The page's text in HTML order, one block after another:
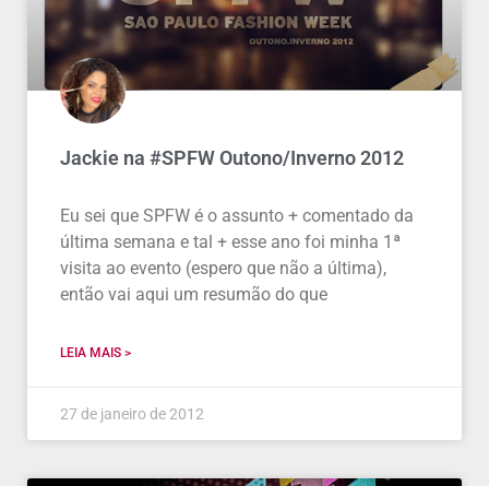
Jackie na #SPFW Outono/Inverno 2012
Eu sei que SPFW é o assunto + comentado da
última semana e tal + esse ano foi minha 1ª
visita ao evento (espero que não a última),
então vai aqui um resumão do que
LEIA MAIS >
27 de janeiro de 2012